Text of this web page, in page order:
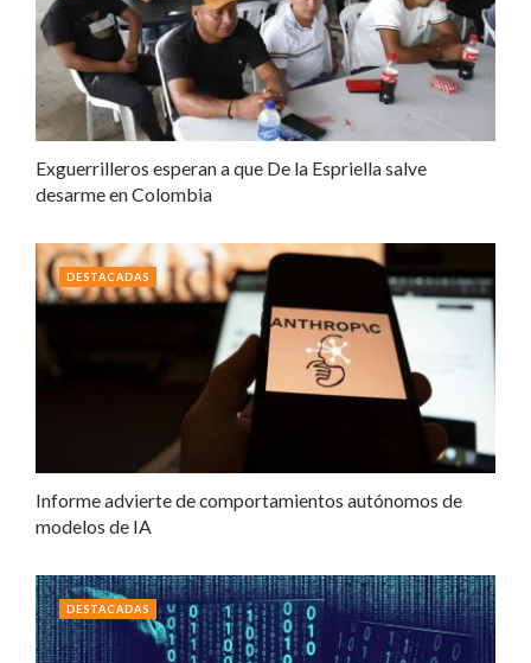
Exguerrilleros esperan a que De la Espriella salve
desarme en Colombia
Informe advierte de comportamientos autónomos de
modelos de IA
DESTACADAS
DESTACADAS